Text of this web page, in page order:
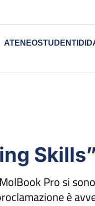
ATENEOSTUDENTI
Pro si
è